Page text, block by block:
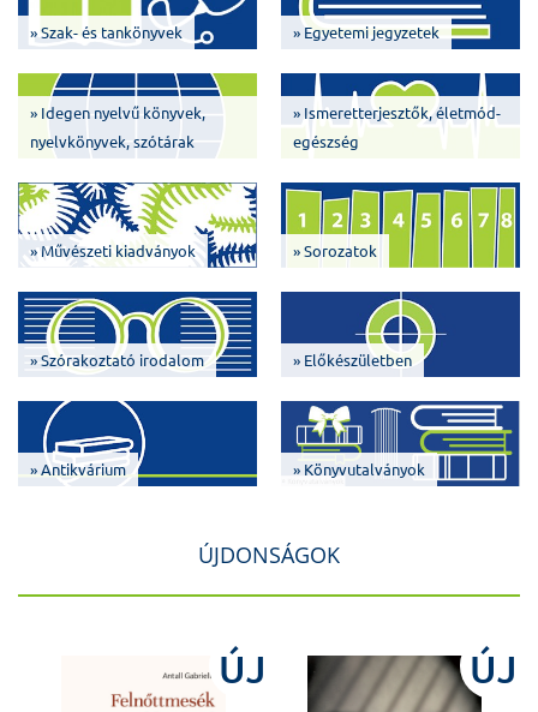
» Szak- és tankönyvek » Egyetemi jegyzetek
» Idegen nyelvű könyvek,
nyelvkönyvek, szótárak
» Ismeretterjesztők, életmód-
egészség
» Művészeti kiadványok » Sorozatok
» Szórakoztató irodalom » Előkészületben
» Antikvárium » Könyvutalványok
ÚJDONSÁGOK
ÚJ ÚJ